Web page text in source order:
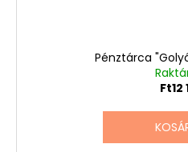
Pénztárca
Ft12